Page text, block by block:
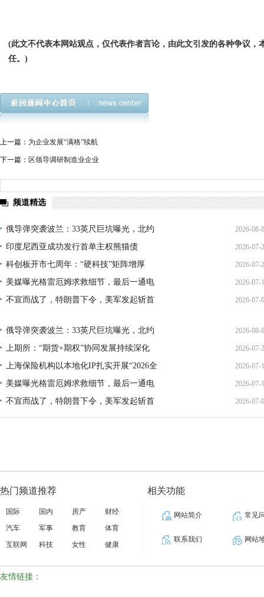
(此文不代表本网站观点，仅代表作者言论，由此文引发的各种争议，
任。)
上一篇： 为企业发展“满格”续航
下一篇： 区领导调研制造业企业
频道精选
俄导弹突袭波兰：33英尺巨坑曝光，北约 2026-08-
印度尼西亚成功发行首单主权熊猫债 2026-07-
科创板开市七周年：“硬科技”矩阵增厚 2026-07-
美媒曝光格雷厄姆求救细节，最后一通电 2026-07-
不宣而战了，特朗普下令，美军发起斩首 2026-07-
俄导弹突袭波兰：33英尺巨坑曝光，北约 2026-08-
上期所：“期货+期权”协同发展持续深化 2026-07-
上海保险机构以本地化IP扎实开展“2026全 2026-07-
美媒曝光格雷厄姆求救细节，最后一通电 2026-07-
不宣而战了，特朗普下令，美军发起斩首 2026-07-
热门频道推荐
国际 国内 房产
财经
汽车
军事 教育
体育
互联网
科技 女性 健康
相关功能
网站简介 常见
联系我们 网站
友情链接：